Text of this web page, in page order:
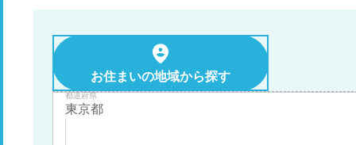
お住まいの地域から探す
都道府県